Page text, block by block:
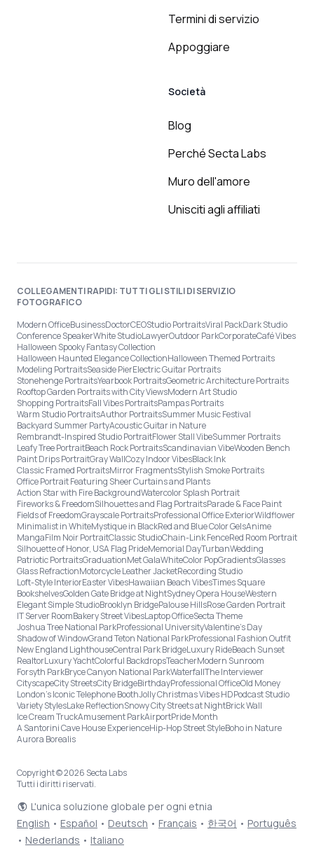
Termini di servizio
Appoggiare
Società
Blog
Perché Secta Labs
Muro dell'amore
Unisciti agli affiliati
COLLEGAMENTI RAPIDI: TUTTI GLI STILI DI SERVIZIO
FOTOGRAFICO
Modern OfficeBusinessDoctorCEOStudio PortraitsViral PackDark Studio
Conference SpeakerWhite StudioLawyerOutdoor ParkCorporateCafé Vibes
Halloween Spooky Fantasy Collection
Halloween Haunted Elegance CollectionHalloween Themed Portraits
Modeling PortraitsSeaside PierElectric Guitar Portraits
Stonehenge PortraitsYearbook PortraitsGeometric Architecture Portraits
Rooftop Garden Portraits with City ViewsModern Art Studio
Shopping PortraitsFall Vibes PortraitsPampas Portraits
Warm Studio PortraitsAuthor PortraitsSummer Music Festival
Backyard Summer PartyAcoustic Guitar in Nature
Rembrandt-Inspired Studio PortraitFlower Stall VibeSummer Portraits
Leafy Tree PortraitBeach Rock PortraitsScandinavian VibeWooden Bench
Paint Drips PortraitGray WallCozy Indoor VibesBlack Ink
Classic Framed PortraitsMirror FragmentsStylish Smoke Portraits
Office Portrait Featuring Sheer Curtains and Plants
Action Star with Fire BackgroundWatercolor Splash Portrait
Fireworks & FreedomSilhouettes and Flag PortraitsParade & Face Paint
Fields of FreedomGrayscale PortraitsProfessional Office ExteriorWildflower
Minimalist in WhiteMystique in BlackRed and Blue Color GelsAnime
MangaFilm Noir PortraitClassic StudioChain-Link FenceRed Room Portrait
Silhouette of Honor, USA Flag PrideMemorial DayTurbanWedding
Patriotic PortraitsGraduationMet GalaWhiteColor PopGradientsGlasses
Glass RefractionMotorcycle Leather JacketRecording Studio
Loft-Style InteriorEaster VibesHawaiian Beach VibesTimes Square
BookshelvesGolden Gate Bridge at NightSydney Opera HouseWestern
Elegant Simple StudioBrooklyn BridgePalouse HillsRose Garden Portrait
IT Server RoomBakery Street VibesLaptop OfficeSecta Theme
Joshua Tree National ParkProfessional UniversityValentine's Day
Shadow of WindowGrand Teton National ParkProfessional Fashion Outfit
New England LighthouseCentral Park BridgeLuxury RideBeach Sunset
RealtorLuxury YachtColorful BackdropsTeacherModern Sunroom
Forsyth ParkBryce Canyon National ParkWaterfallThe Interviewer
CityscapeCity StreetsCity BridgeBirthdayProfessional OfficeOld Money
London’s Iconic Telephone BoothJolly Christmas Vibes HDPodcast Studio
Variety StylesLake ReflectionSnowy City Streets at NightBrick Wall
Ice Cream TruckAmusement ParkAirportPride Month
A Santorini Cave House ExperienceHip-Hop Street StyleBoho in Nature
Aurora Borealis
Copyright © 2026 Secta Labs
Tutti i diritti riservati.
L'unica soluzione globale per ogni etnia
English • Español • Deutsch • Français • 한국어 • Português
• Nederlands • Italiano